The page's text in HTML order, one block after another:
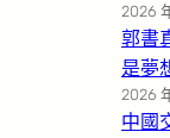
2026
郭書
是夢
2026
中國